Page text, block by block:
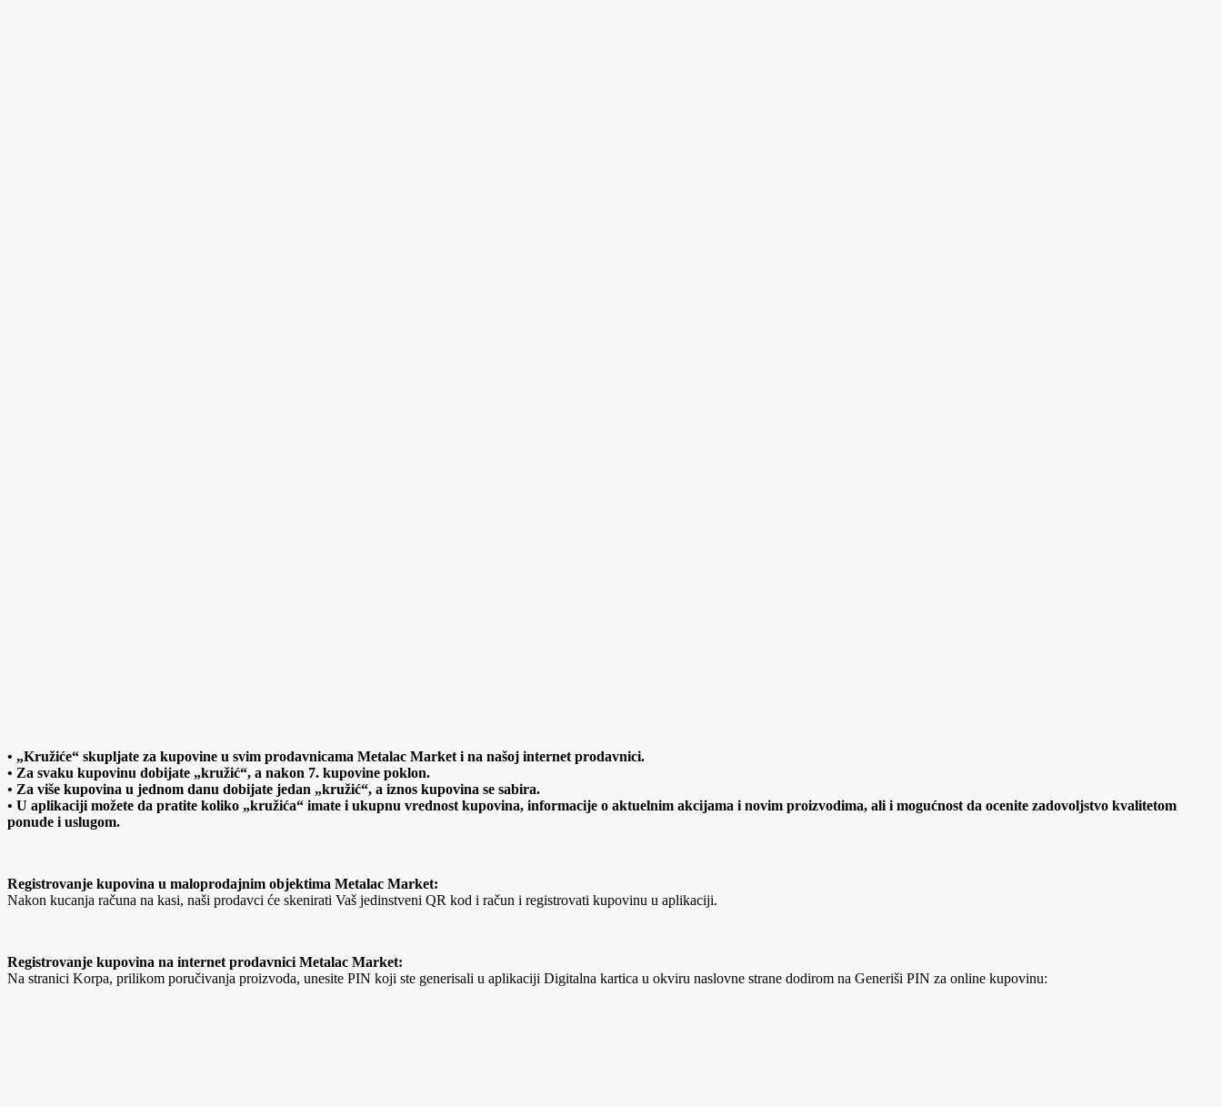
• „Kružiće“ skupljate za kupovine u svim prodavnicama Metalac Market i na našoj internet prodavnici.
• Za svaku kupovinu dobijate „kružić“, a nakon 7. kupovine poklon.
• Za više kupovina u jednom danu dobijate jedan „kružić“, a iznos kupovina se sabira.
• U aplikaciji možete da pratite koliko „kružića“ imate i ukupnu vrednost kupovina, informacije o aktuelnim akcijama i novim proizvodima, ali i mogućnost da ocenite zadovoljstvo kvalitetom
ponude i uslugom.
Registrovanje kupovina u maloprodajnim objektima Metalac Market:
Nakon kucanja računa na kasi, naši prodavci će skenirati Vaš jedinstveni QR kod i račun i registrovati kupovinu u aplikaciji.
Registrovanje kupovina na internet prodavnici Metalac Market:
Na stranici Korpa, prilikom poručivanja proizvoda, unesite PIN koji ste generisali u aplikaciji Digitalna kartica u okviru naslovne strane dodirom na Generiši PIN za online kupovinu: